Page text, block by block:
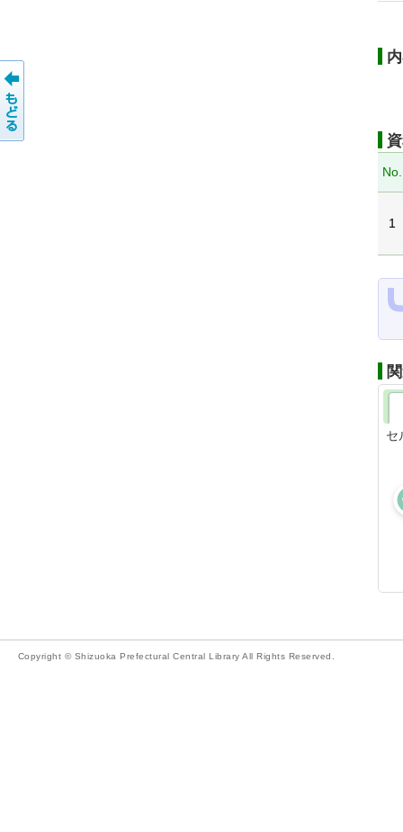
No.
1
セ
Copyright © Shizuoka Prefectural Central Library All Rights Reserved.